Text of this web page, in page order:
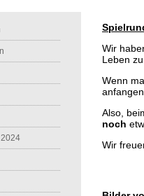
Wir
Leben
Wenn
Also,
noch
Wir